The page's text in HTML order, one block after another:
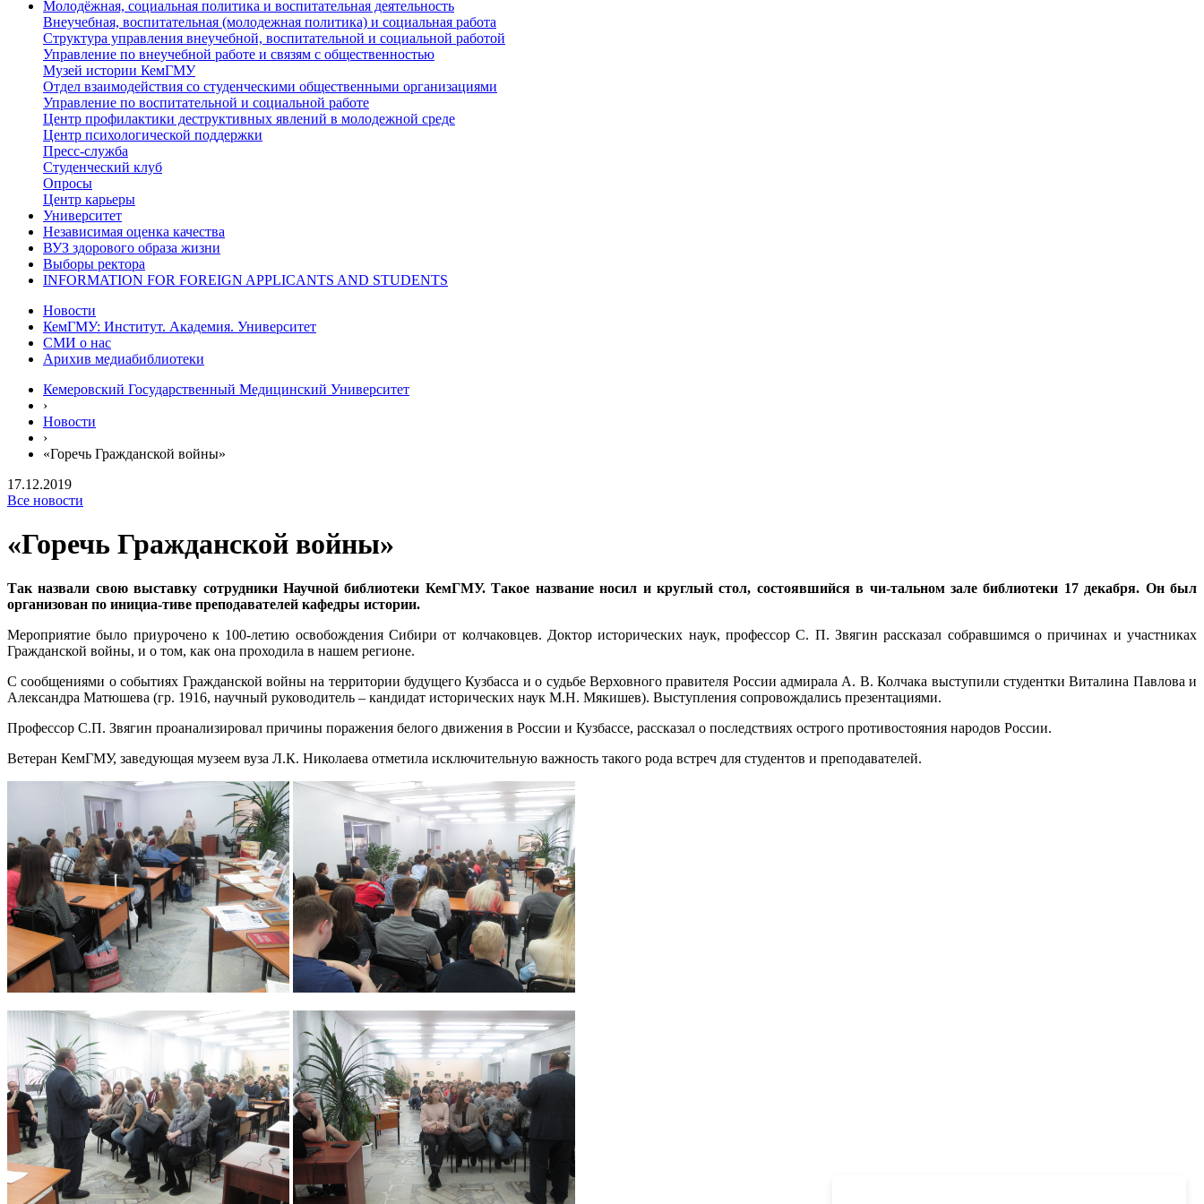
Молодёжная, социальная политика и воспитательная деятельность
Внеучебная, воспитательная (молодежная политика) и социальная работа
Структура управления внеучебной, воспитательной и социальной работой
Управление по внеучебной работе и связям с общественностью
Музей истории КемГМУ
Отдел взаимодействия со студенческими общественными организациями
Управление по воспитательной и социальной работе
Центр профилактики деструктивных явлений в молодежной среде
Центр психологической поддержки
Пресс-служба
Студенческий клуб
Опросы
Центр карьеры
Университет
Независимая оценка качества
ВУЗ здорового образа жизни
Выборы ректора
INFORMATION FOR FOREIGN APPLICANTS AND STUDENTS
Новости
КемГМУ: Институт. Академия. Университет
СМИ о нас
Арихив медиабиблиотеки
Кемеровский Государственный Медицинский Университет
›
Новости
›
«Горечь Гражданской войны»
17.12.2019
Все новости
«Горечь Гражданской войны»
Так назвали свою выставку сотрудники Научной библиотеки КемГМУ. Такое название носил и круглый стол, состоявшийся в чи-тальном зале библиотеки 17 декабря. Он был
организован по инициа-тиве преподавателей кафедры истории.
Мероприятие было приурочено к 100-летию освобождения Сибири от колчаковцев. Доктор исторических наук, профессор С. П. Звягин рассказал собравшимся о причинах и участниках
Гражданской войны, и о том, как она проходила в нашем регионе.
С сообщениями о событиях Гражданской войны на территории будущего Кузбасса и о судьбе Верховного правителя России адмирала А. В. Колчака выступили студентки Виталина Павлова и
Александра Матюшева (гр. 1916, научный руководитель – кандидат исторических наук М.Н. Мякишев). Выступления сопровождались презентациями.
Профессор С.П. Звягин проанализировал причины поражения белого движения в России и Кузбассе, рассказал о последствиях острого противостояния народов России.
Ветеран КемГМУ, заведующая музеем вуза Л.К. Николаева отметила исключительную важность такого рода встреч для студентов и преподавателей.